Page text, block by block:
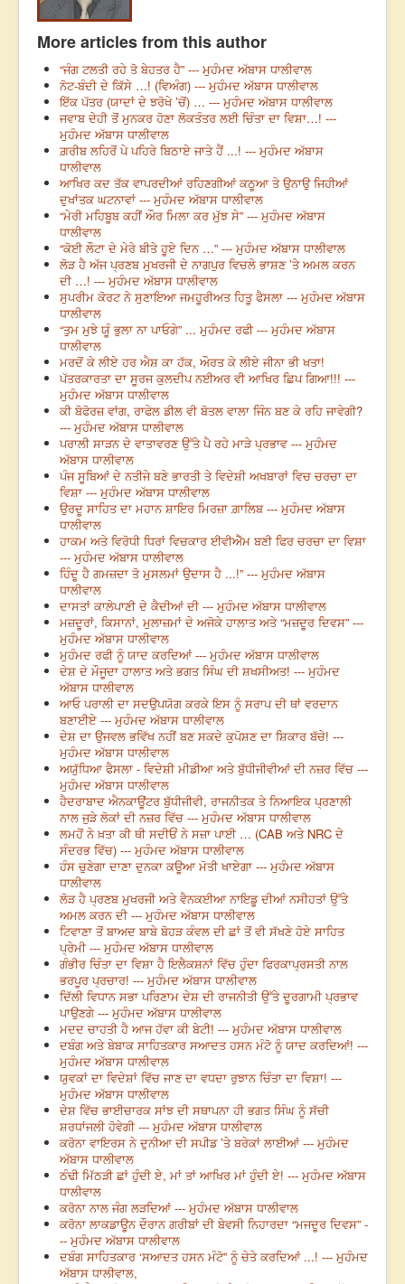
More articles from this author
“ਜੰਗ ਟਲਤੀ ਰਹੇ ਤੋ ਬੇਹਤਰ ਹੈ” --- ਮੁਹੰਮਦ ਅੱਬਾਸ ਧਾਲੀਵਾਲ
ਨੋਟ-ਬੰਦੀ ਦੇ ਕਿੱਸੇ …! (ਵਿਅੰਗ) --- ਮੁਹੰਮਦ ਅੱਬਾਸ ਧਾਲੀਵਾਲ
ਇੱਕ ਪੱਤਰ (ਯਾਦਾਂ ਦੇ ਝਰੋਖੇ ’ਚੋਂ) … --- ਮੁਹੰਮਦ ਅੱਬਾਸ ਧਾਲੀਵਾਲ
ਜਵਾਬ ਦੇਹੀ ਤੋਂ ਮੁਨਕਰ ਹੋਣਾ ਲੋਕਤੰਤਰ ਲਈ ਚਿੰਤਾ ਦਾ ਵਿਸ਼ਾ…! ---
ਮੁਹੰਮਦ ਅੱਬਾਸ ਧਾਲੀਵਾਲ
ਗ਼ਰੀਬ ਲਹਿਰੋਂ ਪੇ ਪਹਿਰੇ ਬਿਠਾਏ ਜਾਤੇ ਹੈਂ ...! --- ਮੁਹੰਮਦ ਅੱਬਾਸ
ਧਾਲੀਵਾਲ
ਆਖਿਰ ਕਦ ਤੱਕ ਵਾਪਰਦੀਆਂ ਰਹਿਣਗੀਆਂ ਕਠੂਆ ਤੇ ਉਨਾਉ ਜਿਹੀਆਂ
ਦੁਖਾਂਤਕ ਘਟਨਾਵਾਂ --- ਮੁਹੰਮਦ ਅੱਬਾਸ ਧਾਲੀਵਾਲ
“ਮੇਰੀ ਮਹਿਬੂਬ ਕਹੀਂ ਔਰ ਮਿਲਾ ਕਰ ਮੁੱਝ ਸੇ” --- ਮੁਹੰਮਦ ਅੱਬਾਸ
ਧਾਲੀਵਾਲ
“ਕੋਈ ਲੌਟਾ ਦੇ ਮੇਰੇ ਬੀਤੇ ਹੂਏ ਦਿਨ …” --- ਮੁਹੰਮਦ ਅੱਬਾਸ ਧਾਲੀਵਾਲ
ਲੋੜ ਹੈ ਅੱਜ ਪ੍ਰਣਬ ਮੁਖਰਜੀ ਦੇ ਨਾਗਪੁਰ ਵਿਚਲੇ ਭਾਸ਼ਣ ’ਤੇ ਅਮਲ ਕਰਨ
ਦੀ …! --- ਮੁਹੰਮਦ ਅੱਬਾਸ ਧਾਲੀਵਾਲ
ਸੁਪਰੀਮ ਕੋਰਟ ਨੇ ਸੁਣਾਇਆ ਜਮਹੂਰੀਅਤ ਹਿਤੂ ਫੈਸਲਾ --- ਮੁਹੰਮਦ ਅੱਬਾਸ
ਧਾਲੀਵਾਲ
“ਤੁਮ ਮੁਝੇ ਯੂੰ ਭੁਲਾ ਨਾ ਪਾਓਗੇ” ... ਮੁਹੰਮਦ ਰਫੀ --- ਮੁਹੰਮਦ ਅੱਬਾਸ
ਧਾਲੀਵਾਲ
ਮਰਦੋਂ ਕੇ ਲੀਏ ਹਰ ਐਸ਼ ਕਾ ਹੱਕ, ਔਰਤ ਕੇ ਲੀਏ ਜੀਨਾ ਭੀ ਖਤਾ!
ਪੱਤਰਕਾਰਤਾ ਦਾ ਸੂਰਜ ਕੁਲਦੀਪ ਨਈਅਰ ਵੀ ਆਖਿਰ ਛਿਪ ਗਿਆ!!! ---
ਮੁਹੰਮਦ ਅੱਬਾਸ ਧਾਲੀਵਾਲ
ਕੀ ਬੋਫੋਰਜ਼ ਵਾਂਗ, ਰਾਫੇਲ ਡੀਲ ਵੀ ਬੋਤਲ ਵਾਲਾ ਜਿੰਨ ਬਣ ਕੇ ਰਹਿ ਜਾਵੇਗੀ?
--- ਮੁਹੰਮਦ ਅੱਬਾਸ ਧਾਲੀਵਾਲ
ਪਰਾਲੀ ਸਾੜਨ ਦੇ ਵਾਤਾਵਰਣ ਉੱਤੇ ਪੈ ਰਹੇ ਮਾੜੇ ਪ੍ਰਭਾਵ --- ਮੁਹੰਮਦ
ਅੱਬਾਸ ਧਾਲੀਵਾਲ
ਪੰਜ ਸੂਬਿਆਂ ਦੇ ਨਤੀਜੇ ਬਣੇ ਭਾਰਤੀ ਤੇ ਵਿਦੇਸ਼ੀ ਅਖਬਾਰਾਂ ਵਿਚ ਚਰਚਾ ਦਾ
ਵਿਸ਼ਾ --- ਮੁਹੰਮਦ ਅੱਬਾਸ ਧਾਲੀਵਾਲ
ਉਰਦੂ ਸਾਹਿਤ ਦਾ ਮਹਾਨ ਸ਼ਾਇਰ ਮਿਰਜ਼ਾ ਗ਼ਾਲਿਬ --- ਮੁਹੰਮਦ ਅੱਬਾਸ
ਧਾਲੀਵਾਲ
ਹਾਕਮ ਅਤੇ ਵਿਰੋਧੀ ਧਿਰਾਂ ਵਿਚਕਾਰ ਈਵੀਐੱਮ ਬਣੀ ਫਿਰ ਚਰਚਾ ਦਾ ਵਿਸ਼ਾ
--- ਮੁਹੰਮਦ ਅੱਬਾਸ ਧਾਲੀਵਾਲ
ਹਿੰਦੂ ਹੈ ਗਮਜ਼ਦਾ ਤੋ ਮੁਸਲਮਾਂ ਉਦਾਸ ਹੈ ...!” --- ਮੁਹੰਮਦ ਅੱਬਾਸ
ਧਾਲੀਵਾਲ
ਦਾਸਤਾਂ ਕਾਲੇਪਾਣੀ ਦੇ ਕੈਦੀਆਂ ਦੀ --- ਮੁਹੰਮਦ ਅੱਬਾਸ ਧਾਲੀਵਾਲ
ਮਜ਼ਦੂਰਾਂ, ਕਿਸਾਨਾਂ, ਮੁਲਾਜ਼ਮਾਂ ਦੇ ਅਜੋਕੇ ਹਾਲਾਤ ਅਤੇ “ਮਜ਼ਦੂਰ ਦਿਵਸ” ---
ਮੁਹੰਮਦ ਅੱਬਾਸ ਧਾਲੀਵਾਲ
ਮੁਹੰਮਦ ਰਫੀ ਨੂੰ ਯਾਦ ਕਰਦਿਆਂ --- ਮੁਹੰਮਦ ਅੱਬਾਸ ਧਾਲੀਵਾਲ
ਦੇਸ਼ ਦੇ ਮੌਜੂਦਾ ਹਾਲਾਤ ਅਤੇ ਭਗਤ ਸਿੰਘ ਦੀ ਸ਼ਖਸੀਅਤ! --- ਮੁਹੰਮਦ
ਅੱਬਾਸ ਧਾਲੀਵਾਲ
ਆਓ ਪਰਾਲੀ ਦਾ ਸਦਉਪਯੋਗ ਕਰਕੇ ਇਸ ਨੂੰ ਸਰਾਪ ਦੀ ਥਾਂ ਵਰਦਾਨ
ਬਣਾਈਏ --- ਮੁਹੰਮਦ ਅੱਬਾਸ ਧਾਲੀਵਾਲ
ਦੇਸ਼ ਦਾ ਉਜਵਲ ਭਵਿੱਖ ਨਹੀਂ ਬਣ ਸਕਦੇ ਕੁਪੋਸ਼ਣ ਦਾ ਸ਼ਿਕਾਰ ਬੱਚੇ! ---
ਮੁਹੰਮਦ ਅੱਬਾਸ ਧਾਲੀਵਾਲ
ਅਯੁੱਧਿਆ ਫੈਸਲਾ - ਵਿਦੇਸ਼ੀ ਮੀਡੀਆ ਅਤੇ ਬੁੱਧੀਜੀਵੀਆਂ ਦੀ ਨਜ਼ਰ ਵਿੱਚ ---
ਮੁਹੰਮਦ ਅੱਬਾਸ ਧਾਲੀਵਾਲ
ਹੈਦਰਾਬਾਦ ਐਨਕਾਊਂਟਰ ਬੁੱਧੀਜੀਵੀ, ਰਾਜਨੀਤਕ ਤੇ ਨਿਆਇਕ ਪ੍ਰਣਾਲੀ
ਨਾਲ ਜੁੜੇ ਲੋਕਾਂ ਦੀ ਨਜ਼ਰ ਵਿੱਚ --- ਮੁਹੰਮਦ ਅੱਬਾਸ ਧਾਲੀਵਾਲ
ਲਮਹੋਂ ਨੇ ਖ਼ਤਾ ਕੀ ਥੀ ਸਦੀਓਂ ਨੇ ਸਜ਼ਾ ਪਾਈ … (CAB ਅਤੇ NRC ਦੇ
ਸੰਦਰਭ ਵਿੱਚ) --- ਮੁਹੰਮਦ ਅੱਬਾਸ ਧਾਲੀਵਾਲ
ਹੰਸ ਚੁਣੇਗਾ ਦਾਣਾ ਦੁਨਕਾ ਕਊਆ ਮੋਤੀ ਖਾਏਗਾ --- ਮੁਹੰਮਦ ਅੱਬਾਸ
ਧਾਲੀਵਾਲ
ਲੋੜ ਹੈ ਪ੍ਰਣਬ ਮੁਖਰਜੀ ਅਤੇ ਵੈਨਕਈਆ ਨਾਇਡੂ ਦੀਆਂ ਨਸੀਹਤਾਂ ਉੱਤੇ
ਅਮਲ ਕਰਨ ਦੀ --- ਮੁਹੰਮਦ ਅੱਬਾਸ ਧਾਲੀਵਾਲ
ਟਿਵਾਣਾ ਤੋਂ ਬਾਅਦ ਬਾਬੇ ਬੋਹੜ ਕੰਵਲ ਦੀ ਛਾਂ ਤੋਂ ਵੀ ਸੱਖਣੇ ਹੋਏ ਸਾਹਿਤ
ਪ੍ਰੇਮੀ --- ਮੁਹੰਮਦ ਅੱਬਾਸ ਧਾਲੀਵਾਲ
ਗੰਭੀਰ ਚਿੰਤਾ ਦਾ ਵਿਸ਼ਾ ਹੈ ਇਲੈਕਸ਼ਨਾਂ ਵਿੱਚ ਹੁੰਦਾ ਫਿਰਕਾਪ੍ਰਸਤੀ ਨਾਲ
ਭਰਪੂਰ ਪ੍ਰਚਾਰ! --- ਮੁਹੰਮਦ ਅੱਬਾਸ ਧਾਲੀਵਾਲ
ਦਿੱਲੀ ਵਿਧਾਨ ਸਭਾ ਪਰਿਣਾਮ ਦੇਸ਼ ਦੀ ਰਾਜਨੀਤੀ ਉੱਤੇ ਦੂਰਗਾਮੀ ਪ੍ਰਭਾਵ
ਪਾਉਣਗੇ --- ਮੁਹੰਮਦ ਅੱਬਾਸ ਧਾਲੀਵਾਲ
ਮਦਦ ਚਾਹਤੀ ਹੈ ਆਜ ਹੱਵਾ ਕੀ ਬੇਟੀ! --- ਮੁਹੰਮਦ ਅੱਬਾਸ ਧਾਲੀਵਾਲ
ਦਬੰਗ ਅਤੇ ਬੇਬਾਕ ਸਾਹਿਤਕਾਰ ਸਆਦਤ ਹਸਨ ਮੰਟੋ ਨੂੰ ਯਾਦ ਕਰਦਿਆਂ! ---
ਮੁਹੰਮਦ ਅੱਬਾਸ ਧਾਲੀਵਾਲ
ਯੁਵਕਾਂ ਦਾ ਵਿਦੇਸ਼ਾਂ ਵਿੱਚ ਜਾਣ ਦਾ ਵਧਦਾ ਰੁਝਾਨ ਚਿੰਤਾ ਦਾ ਵਿਸ਼ਾ! ---
ਮੁਹੰਮਦ ਅੱਬਾਸ ਧਾਲੀਵਾਲ
ਦੇਸ਼ ਵਿੱਚ ਭਾਈਚਾਰਕ ਸਾਂਝ ਦੀ ਸਥਾਪਨਾ ਹੀ ਭਗਤ ਸਿੰਘ ਨੂੰ ਸੱਚੀ
ਸ਼ਰਧਾਂਜਲੀ ਹੋਵੇਗੀ --- ਮੁਹੰਮਦ ਅੱਬਾਸ ਧਾਲੀਵਾਲ
ਕਰੋਨਾ ਵਾਇਰਸ ਨੇ ਦੁਨੀਆ ਦੀ ਸਪੀਡ ’ਤੇ ਬਰੇਕਾਂ ਲਾਈਆਂ --- ਮੁਹੰਮਦ
ਅੱਬਾਸ ਧਾਲੀਵਾਲ
ਠੰਢੀ ਮਿੱਠੜੀ ਛਾਂ ਹੁੰਦੀ ਏ, ਮਾਂ ਤਾਂ ਆਖਿਰ ਮਾਂ ਹੁੰਦੀ ਏ! --- ਮੁਹੰਮਦ ਅੱਬਾਸ
ਧਾਲੀਵਾਲ
ਕਰੋਨਾ ਨਾਲ ਜੰਗ ਲੜਦਿਆਂ --- ਮੁਹੰਮਦ ਅੱਬਾਸ ਧਾਲੀਵਾਲ
ਕਰੋਨਾ ਲਾਕਡਾਊਨ ਦੌਰਾਨ ਗਰੀਬਾਂ ਦੀ ਬੇਵਸੀ ਨਿਹਾਰਦਾ “ਮਜਦੂਰ ਦਿਵਸ” -
-- ਮੁਹੰਮਦ ਅੱਬਾਸ ਧਾਲੀਵਾਲ
ਦਬੰਗ ਸਾਹਿਤਕਾਰ ‘ਸਆਦਤ ਹਸਨ ਮੰਟੋ” ਨੂੰ ਚੇਤੇ ਕਰਦਿਆਂ ...! --- ਮੁਹੰਮਦ
ਅੱਬਾਸ ਧਾਲੀਵਾਲ,